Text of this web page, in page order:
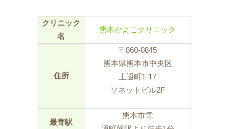
クリニック
名
熊本かよこクリニック
住所
〒860-0845
熊本県熊本市中央区
上通町1-17
ソネットビル2F
最寄駅
熊本市電